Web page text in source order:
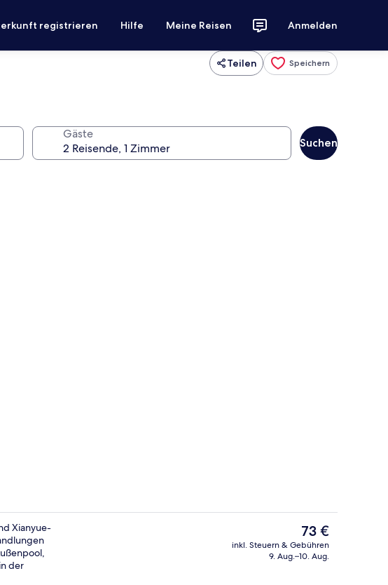
registrieren Hilfe Meine Reisen Anmelden
Teilen Speichern
Gäste
Suchen
Außenpool, Sonnenschirme, Liegestühle
Xianyue-
der
Der
aktuelle
Preis
73 €
inkl. Steuern & Gebühren
9. Aug.–10. Aug.